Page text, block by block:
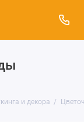
и декора